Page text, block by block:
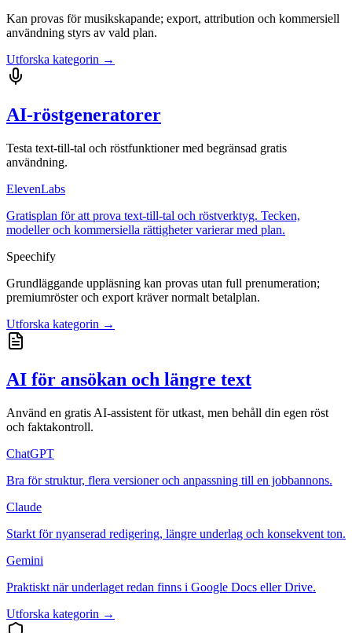
Kan provas för musikskapande; export, attribution och kommersiell
användning styrs av vald plan.
Utforska kategorin →
AI-röstgeneratorer
Testa text-till-tal och röstfunktioner med begränsad gratis
användning.
ElevenLabs
Gratisplan för att prova text-till-tal och röstverktyg. Tecken,
modeller och kommersiella rättigheter varierar med plan.
Speechify
Grundläggande uppläsning kan provas utan full prenumeration;
premiumröster och export kräver normalt betalplan.
Utforska kategorin →
AI för ansökan och längre text
Använd en gratis AI-assistent för utkast, men behåll din egen röst
och faktakontroll.
ChatGPT
Bra för struktur, flera versioner och anpassning till en jobbannons.
Claude
Starkt för nyanserad redigering, längre underlag och konsekvent ton.
Gemini
Praktiskt när underlaget redan finns i Google Docs eller Drive.
Utforska kategorin →